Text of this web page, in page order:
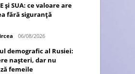
și SUA: ce valoare are
fără siguranță
06/08/2026
demografic al Rusiei:
nașteri, dar nu
femeile